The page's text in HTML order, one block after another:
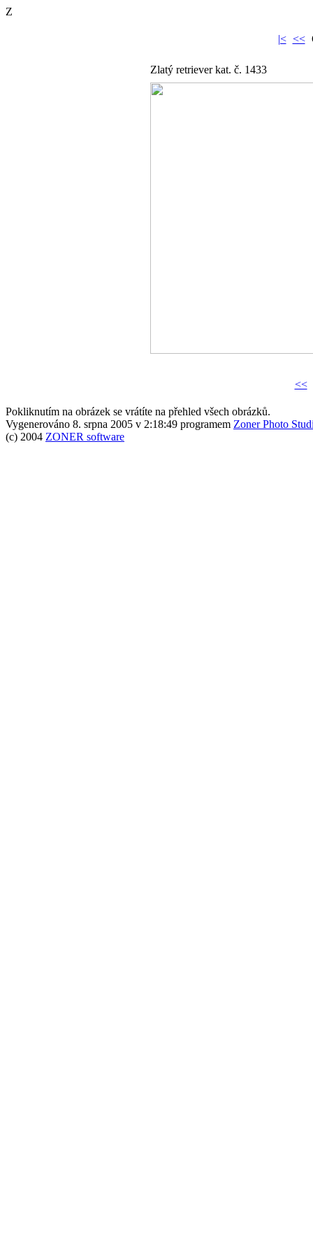
Z
|< <<
Zlatý retriever kat. č. 1433
<<
Pokliknutím na obrázek se vrátíte na přehled všech obrázků.
Vygenerováno 8. srpna 2005 v 2:18:49 programem Zoner Photo
(c) 2004 ZONER software